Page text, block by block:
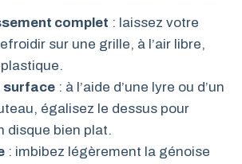
complet : laissez votre
sur une grille, à l’air libre,
surface : à l’aide d’une lyre ou d’un
égalisez le dessus pour
disque bien plat.
: imbibez légèrement la génoise